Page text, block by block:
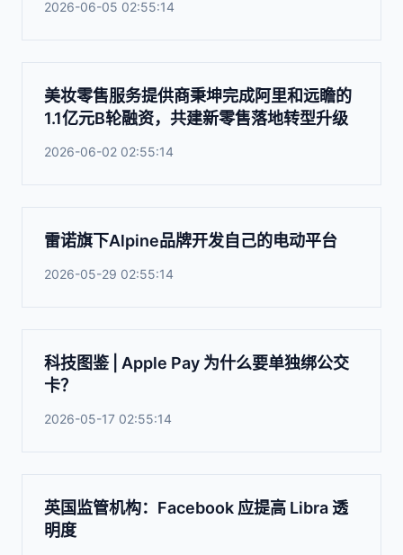
2026-06-05 02:55:14
美妆零售服务提供商秉坤完成阿里和远瞻的
1.1亿元B轮融资，共建新零售落地转型升级
2026-06-02 02:55:14
雷诺旗下Alpine品牌开发自己的电动平台
2026-05-29 02:55:14
科技图鉴 | Apple Pay 为什么要单独绑公交
卡？
2026-05-17 02:55:14
英国监管机构：Facebook 应提高 Libra 透
明度